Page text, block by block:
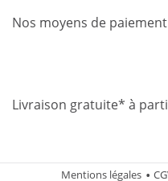
Nos moyens de paiement
Livraison gratuite* à
Mentions légales